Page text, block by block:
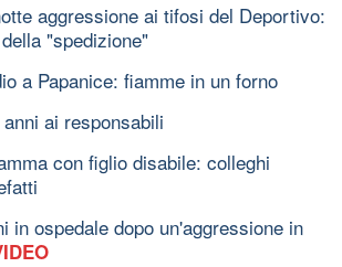
aggressione ai tifosi del Deportivo:
"spedizione"
a Papanice: fiamme in un forno
ai responsabili
con figlio disabile: colleghi
in ospedale dopo un'aggressione in